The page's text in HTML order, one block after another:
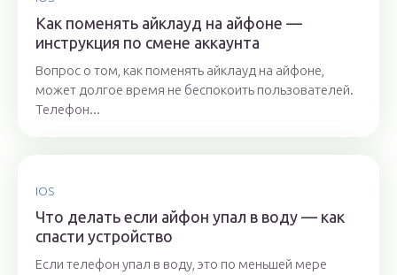
Как поменять айклауд на айфоне —
инструкция по смене аккаунта
Вопрос о том, как поменять айклауд на айфоне,
может долгое время не беспокоить пользователей.
Телефон...
IOS
Что делать если айфон упал в воду — как
спасти устройство
Если телефон упал в воду, это по меньшей мере